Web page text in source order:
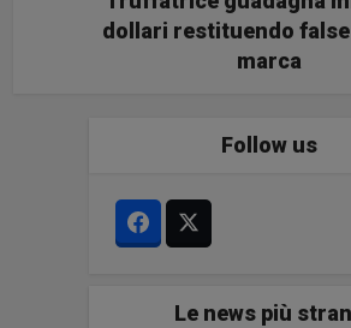
dollari restituendo
marca
Follow us
Le news più